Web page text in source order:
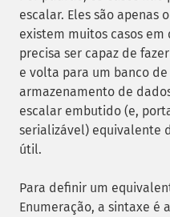
escalar. Eles são apenas
existem muitos casos em
precisa ser capaz de
e volta para um banco
armazenamento de
escalar embutido (e,
serializável) equivalente
útil.
Para definir um
Enumeração, a sintaxe é